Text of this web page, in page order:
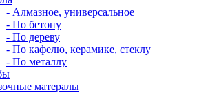
- Алмазное, универсальное
- По бетону
- По дереву
- По кафелю, керамике, стеклу
- По металлу
матералы